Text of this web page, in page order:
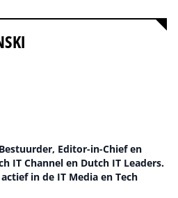
Editor-in-Chief en
IT Channel en Dutch IT Leaders.
in de IT Media en Tech